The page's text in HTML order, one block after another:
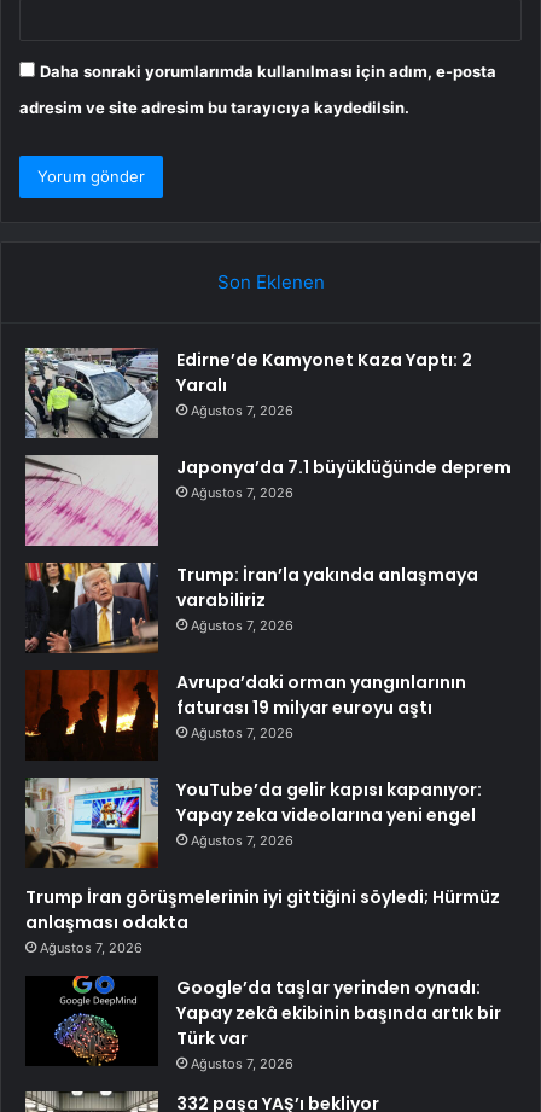
Daha sonraki yorumlarımda kullanılması için adım, e-posta
adresim ve site adresim bu tarayıcıya kaydedilsin.
Son Eklenen
Edirne’de Kamyonet Kaza Yaptı: 2
Yaralı
Ağustos 7, 2026
Japonya’da 7.1 büyüklüğünde deprem
Ağustos 7, 2026
Trump: İran’la yakında anlaşmaya
varabiliriz
Ağustos 7, 2026
Avrupa’daki orman yangınlarının
faturası 19 milyar euroyu aştı
Ağustos 7, 2026
YouTube’da gelir kapısı kapanıyor:
Yapay zeka videolarına yeni engel
Ağustos 7, 2026
Trump İran görüşmelerinin iyi gittiğini söyledi; Hürmüz
anlaşması odakta
Ağustos 7, 2026
Google’da taşlar yerinden oynadı:
Yapay zekâ ekibinin başında artık bir
Türk var
Ağustos 7, 2026
332 paşa YAŞ’ı bekliyor